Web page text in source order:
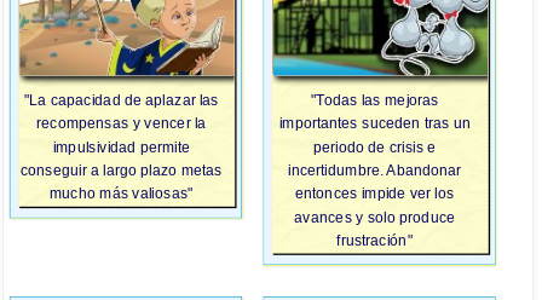
"La capacidad de aplazar las
recompensas y vencer la
impulsividad permite
conseguir a largo plazo metas
mucho más valiosas"
"Todas las mejoras
importantes suceden tras un
periodo de crisis e
incertidumbre. Abandonar
entonces impide ver los
avances y solo produce
frustración"